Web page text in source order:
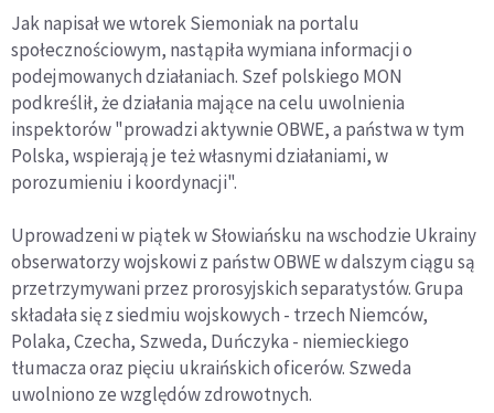
Jak napisał we wtorek Siemoniak na portalu
społecznościowym, nastąpiła wymiana informacji o
podejmowanych działaniach. Szef polskiego MON
podkreślił, że działania mające na celu uwolnienia
inspektorów "prowadzi aktywnie OBWE, a państwa w tym
Polska, wspierają je też własnymi działaniami, w
porozumieniu i koordynacji".
Uprowadzeni w piątek w Słowiańsku na wschodzie Ukrainy
obserwatorzy wojskowi z państw OBWE w dalszym ciągu są
przetrzymywani przez prorosyjskich separatystów. Grupa
składała się z siedmiu wojskowych - trzech Niemców,
Polaka, Czecha, Szweda, Duńczyka - niemieckiego
tłumacza oraz pięciu ukraińskich oficerów. Szweda
uwolniono ze względów zdrowotnych.